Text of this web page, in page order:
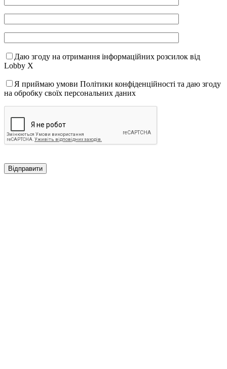
Даю згоду на отримання інформаційних розсилок від
Lobby X
Я приймаю умови Політики конфіденційності та даю згоду
на обробку своїх персональних даних